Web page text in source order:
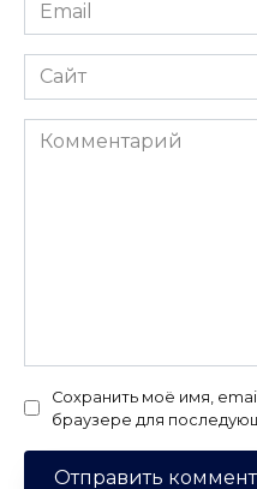
*
Сайт
Комментарий
Сохранить моё имя,
браузере для